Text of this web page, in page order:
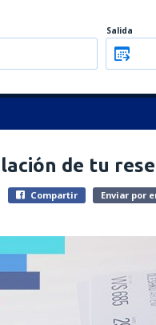
Salida
de tu
Compartir Enviar por